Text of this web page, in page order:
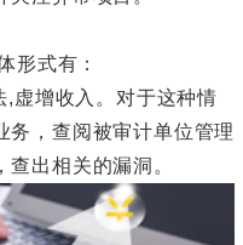
式有：
增收入。对于这种情
务，查阅被审计单位管理
出相关的漏洞。